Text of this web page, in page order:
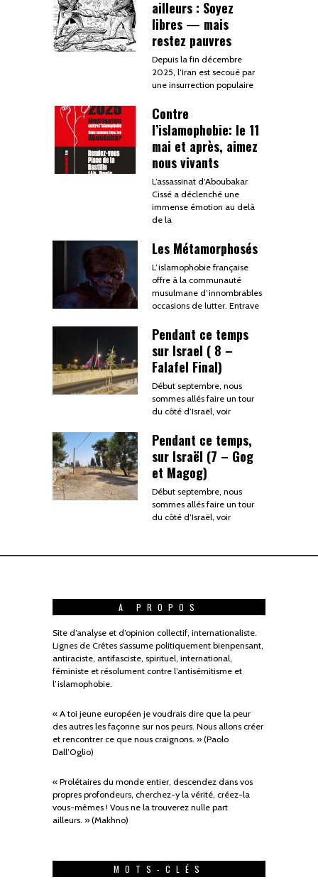
ailleurs : Soyez
libres — mais
restez pauvres
Depuis la fin décembre
2025, l’Iran est secoué par
une insurrection populaire
Contre
l’islamophobie: le 11
mai et après, aimez
nous vivants
L’assassinat d’Aboubakar
Cissé a déclenché une
immense émotion au delà
de la
Les Métamorphosés
L’islamophobie française
offre à la communauté
musulmane d’innombrables
occasions de lutter. Entrave
Pendant ce temps
sur Israel ( 8 –
Falafel Final)
Début septembre, nous
sommes allés faire un tour
du côté d’Israël, voir
Pendant ce temps,
sur Israël (7 – Gog
et Magog)
Début septembre, nous
sommes allés faire un tour
du côté d’Israël, voir
A PROPOS
Site d’analyse et d’opinion collectif, internationaliste.
Lignes de Crêtes s’assume politiquement bienpensant,
antiraciste, antifasciste, spirituel, international,
féministe et résolument contre l’antisémitisme et
l’islamophobie.
« A toi jeune européen je voudrais dire que la peur
des autres les façonne sur nos peurs. Nous allons créer
et rencontrer ce que nous craignons. » (Paolo
Dall’Oglio)
« Prolétaires du monde entier, descendez dans vos
propres profondeurs, cherchez-y la vérité, créez-la
vous-mêmes ! Vous ne la trouverez nulle part
ailleurs. » (Makhno)
MOTS-CLÉS